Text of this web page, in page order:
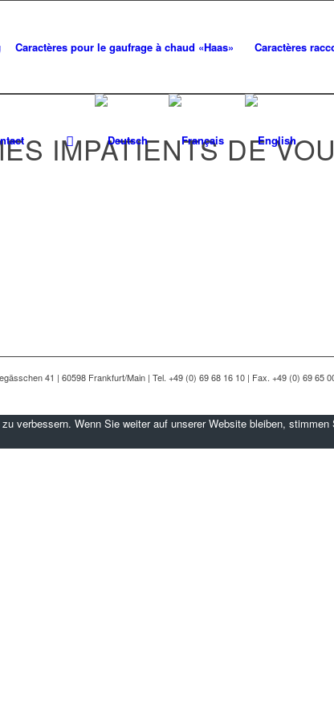
Caractères pour le gaufrage à chaud «Haas» Caractères
IMPATIENTS DE
41 | 60598 Frankfurt/Main | Tel. +49 (0) 69 68 16 10 | Fax. +49 (0) 69 65
verbessern. Wenn Sie weiter auf unserer Website bleiben,